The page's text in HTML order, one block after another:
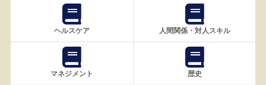
ヘルスケア 人間関係・対人スキル
マネジメント 歴史